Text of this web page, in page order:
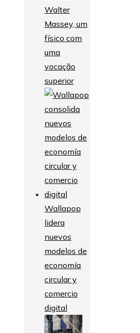
Walter
Massey, um
físico com
uma
vocação
superior
Wallapop
lidera
nuevos
modelos de
economía
circular y
comercio
digital